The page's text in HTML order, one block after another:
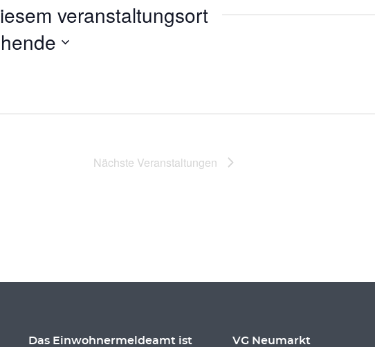
veranstaltungsort
Nächste Veranstaltungen
Das Einwohnermeldeamt ist VG Neumarkt